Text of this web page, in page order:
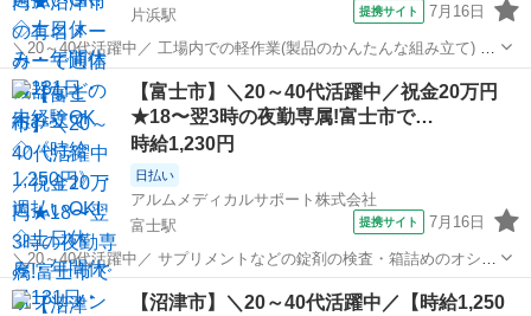
片浜駅
提携サイト 7月16日
＼20～40代活躍中／ 工場内での軽作業(製品のかんたんな組み立て) 国
内各地の船舶などで使われる通信機器等の組立、 製品に計器類をとり
つけるネジ締めや配線、検査など。 男女共に活躍している職場です。
単調な流れ作業の工...
静岡 沼津市 片浜駅
【富士市】＼20～40代活躍中／祝金20万円
★18〜翌3時の夜勤専属!富士市で…
時給1,230円
日払い
アルムメディカルサポート株式会社
富士駅
提携サイト 7月16日
＼20～40代活躍中／ サプリメントなどの錠剤の検査・箱詰めのオシゴ
ト。 重たいものは一切ありません! 健康食品に関わるオシゴトなの
で、 工場内は清潔に保たれていて働きやすい環境です。 サプリメント
静岡 富士駅
【沼津市】＼20～40代活躍中／【時給1,250